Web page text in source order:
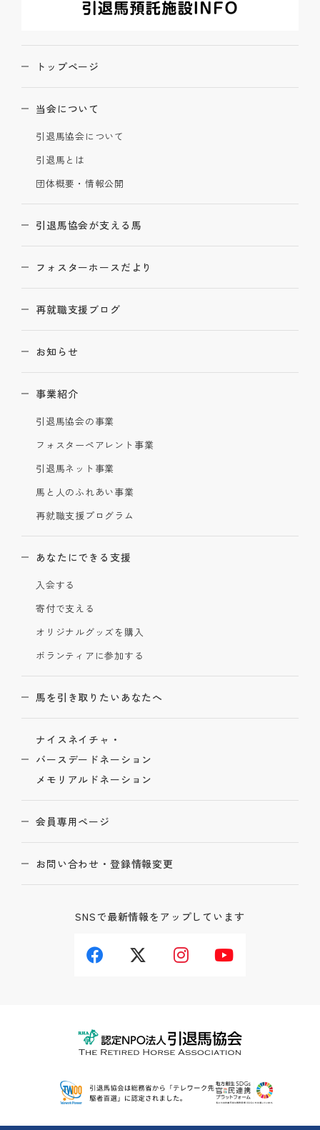
トップページ
当会について
引退馬協会について
引退馬とは
団体概要・情報公開
引退馬協会が支える馬
フォスターホースだより
再就職支援ブログ
お知らせ
事業紹介
引退馬協会の事業
フォスターペアレント事業
引退馬ネット事業
馬と人のふれあい事業
再就職支援プログラム
あなたにできる支援
入会する
寄付で支える
オリジナルグッズを購入
ボランティアに参加する
馬を引き取りたいあなたへ
ナイスネイチャ・
バースデードネーション
メモリアルドネーション
会員専用ページ
お問い合わせ・登録情報変更
SNSで最新情報をアップしています